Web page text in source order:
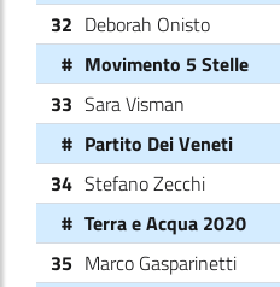
32 Deborah Onisto
# Movimento 5 Stelle
33 Sara Visman
# Partito Dei Veneti
34 Stefano Zecchi
# Terra e Acqua 2020
35 Marco Gasparinetti